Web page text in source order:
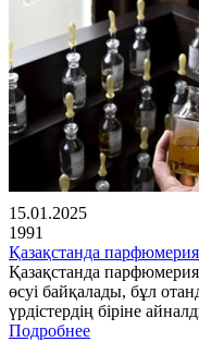
15.01.2025
1991
Қазақстанда парфюмерия
Қазақстанда парфюмерия
өсуі байқалады, бұл
үрдістердің біріне
Подробнее